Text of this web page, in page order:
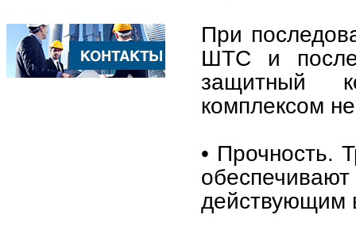
При
ШТС и
защитный
комплексом
• Прочность.
действующим